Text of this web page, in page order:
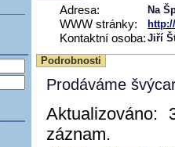
Adresa: Na
WWW stránky:
Kontaktní osoba: Jiří
Podrobnosti
Prodáváme
Aktualizováno:
záznam.